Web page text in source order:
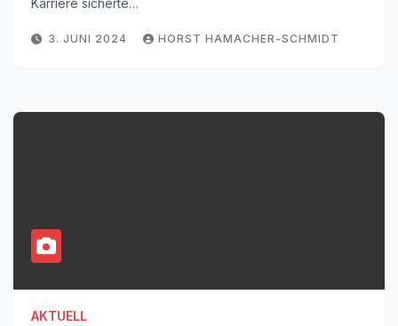
3. JUNI 2024 HORST HAMACHER-SCHMIDT
AKTUELL